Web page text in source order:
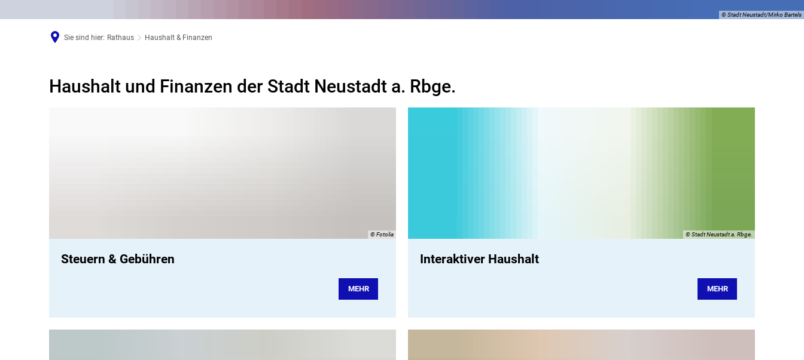
© Stadt Neustadt/Mirko Bartels
Sie sind hier: Rathaus Haushalt & Finanzen
HaushaltHaushalt und Finanzen der Stadt Neustadt a. Rbge.
© Fotolia
Steuern & Gebühren
MEHR
© Stadt Neustadt a. Rbge.
Interaktiver Haushalt
MEHR